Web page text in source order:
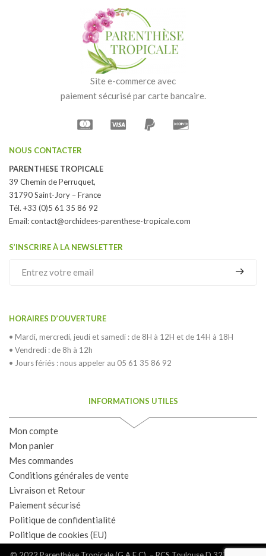
Site e-commerce avec
paiement sécurisé par carte bancaire.
NOUS CONTACTER
PARENTHESE TROPICALE
39 Chemin de Perruquet,
31790 Saint-Jory – France
Tél. +33 (0)5 61 35 86 92
Email:contact@orchidees-parenthese-tropicale.com
S’INSCRIRE À LA NEWSLETTER
HORAIRES D’OUVERTURE
• Mardi, mercredi, jeudi et samedi : de 8H à 12H et de 14H à 18H
• Vendredi : de 8h à 12h
• Jours fériés : nous appeler au 05 61 35 86 92
INFORMATIONS UTILES
Mon compte
Mon panier
Mes commandes
Conditions générales de vente
Livraison et Retour
Paiement sécurisé
Politique de confidentialité
Politique de cookies (EU)